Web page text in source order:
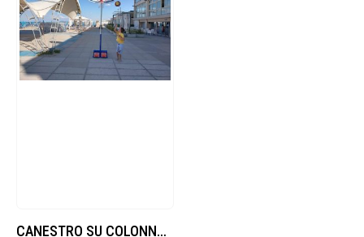
CANESTRO SU COLONNA PER MINIBASKET CON ALTEZZA REGOLABILE 170-260CM, TABELLONE OVALE IN POLIPROPILENE